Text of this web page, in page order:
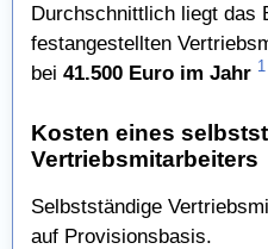
Durchschnittlich liegt das
festangestellten
bei 41.500 Euro im Jahr 1
Kosten eines
Vertriebsmitarbeiters
Selbstständige
auf Provisionsbasis.